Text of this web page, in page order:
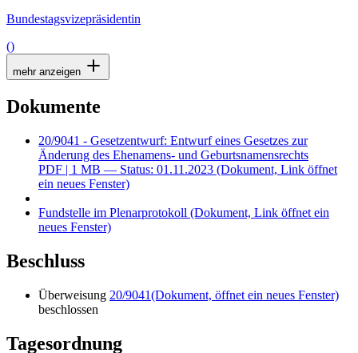
Bundestagsvizepräsidentin
()
mehr anzeigen
Dokumente
20/9041 - Gesetzentwurf: Entwurf eines Gesetzes zur
Änderung des Ehenamens- und Geburtsnamensrechts
PDF | 1 MB — Status: 01.11.2023 (Dokument, Link öffnet
ein neues Fenster)
Fundstelle im Plenarprotokoll (Dokument, Link öffnet ein
neues Fenster)
Beschluss
Überweisung 20/9041(Dokument, öffnet ein neues Fenster)
beschlossen
Tagesordnung